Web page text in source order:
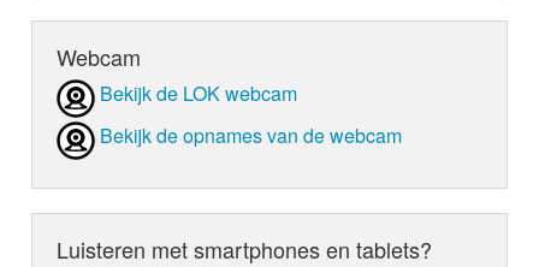
Webcam
Bekijk de LOK webcam
Bekijk de opnames van de webcam
Luisteren met smartphones en tablets?